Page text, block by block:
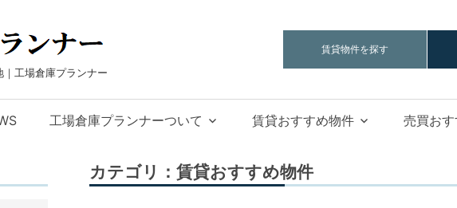
庫
プ
ン
ナ
工場倉庫プランナー
賃貸物件を探す
工場倉庫プランナーついて 賃貸おすすめ物件 売買お
カテゴリ：賃貸おすすめ物件